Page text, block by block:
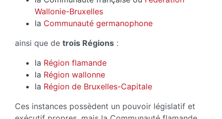
Wallonie-Bruxelles
la Communauté germanophone
ainsi que de trois Régions :
la Région flamande
la Région wallonne
la Région de Bruxelles-Capitale
Ces instances possèdent un pouvoir législatif et